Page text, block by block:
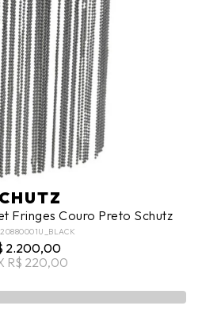
Fringes Couro Preto Schutz
2.200,00
R$ 220,00